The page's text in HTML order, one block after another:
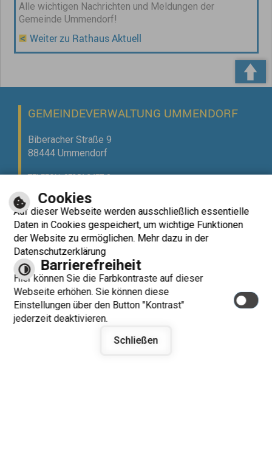
Alle wichtigen Nachrichten und Meldungen der
Gemeinde Ummendorf!
Weiter zu Rathaus Aktuell
GEMEINDEVERWALTUNG UMMENDORF
Biberacher Straße 9
88444 Ummendorf
TELEFON: 07351 3477-0
E-MAIL SCHREIBEN
ÖFFNUNGSZEITEN RATHAUS
Montag:
08:00 - 12:00 und 14:00 - 16:00 Uhr
Dienstag:
08:00 - 12:00 Uhr
Mittwoch:
08:00 - 12:00 und 14:00 - 18:00 Uhr
Donnerstag: ganztags geschlossen
Freitag:
08:00 - 12:00 Uhr
Cookies
Auf dieser Webseite werden ausschließlich essentielle
Daten in Cookies gespeichert, um wichtige Funktionen
der Website zu ermöglichen. Mehr dazu in der
Datenschutzerklärung
Barrierefreiheit
Hier können Sie die Farbkontraste auf dieser
Webseite erhöhen. Sie können diese
Einstellungen über den Button "Kontrast"
jederzeit deaktivieren.
Schließen